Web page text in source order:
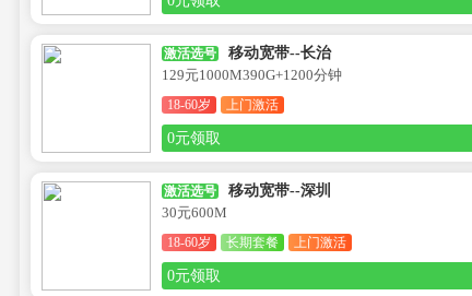
激活选号
移动宽带--长治
129元1000M390G+1200分钟
18-60岁 上门激活
0元领取
激活选号
移动宽带--深圳
30元600M
18-60岁 长期套餐 上门激活
0元领取